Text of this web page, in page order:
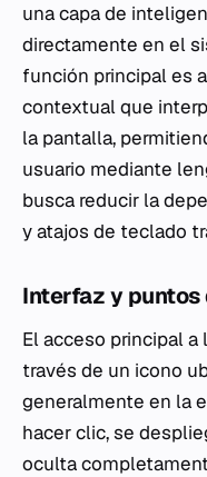
una capa de
directamente en el
función principal es
contextual que
la pantalla,
usuario mediante
busca reducir la
y atajos de teclado
Interfaz y puntos
El acceso principal a
través de un icono
generalmente en la
hacer clic, se
oculta